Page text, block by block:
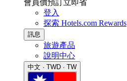
會員價預訂立即省
登入
探索 Hotels.com Rewards
訊息
旅遊產品
說明中心
中文 · TWD · TW